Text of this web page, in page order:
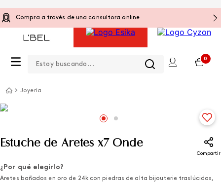
Compra a través de una consultora online
0
Joyería
Estuche de Aretes x7 Onde
Compartir
¿Por qué elegirlo?
Aretes bañados en oro de 24k con piedras de alta bijouterie traslúcidas,